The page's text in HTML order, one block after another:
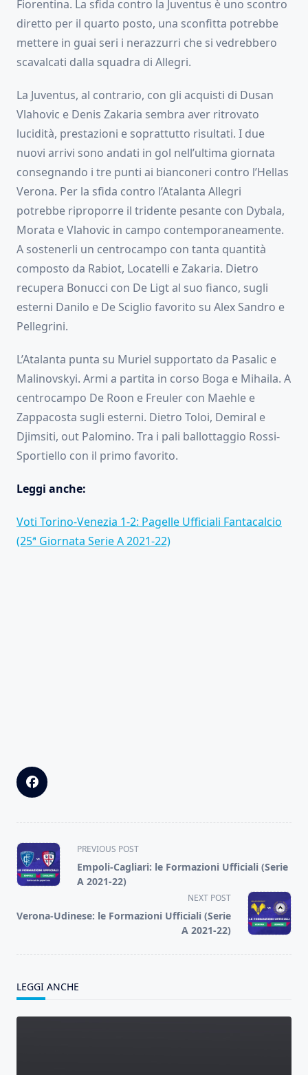
Fiorentina. La sfida contro la Juventus è uno scontro
diretto per il quarto posto, una sconfitta potrebbe
mettere in guai seri i nerazzurri che si vedrebbero
scavalcati dalla squadra di Allegri.
La Juventus, al contrario, con gli acquisti di Dusan
Vlahovic e Denis Zakaria sembra aver ritrovato
lucidità, prestazioni e soprattutto risultati. I due
nuovi arrivi sono andati in gol nell’ultima giornata
consegnando i tre punti ai bianconeri contro l’Hellas
Verona. Per la sfida contro l’Atalanta Allegri
potrebbe riproporre il tridente pesante con Dybala,
Morata e Vlahovic in campo contemporaneamente.
A sostenerli un centrocampo con tanta quantità
composto da Rabiot, Locatelli e Zakaria. Dietro
recupera Bonucci con De Ligt al suo fianco, sugli
esterni Danilo e De Sciglio favorito su Alex Sandro e
Pellegrini.
L’Atalanta punta su Muriel supportato da Pasalic e
Malinovskyi. Armi a partita in corso Boga e Mihaila. A
centrocampo De Roon e Freuler con Maehle e
Zappacosta sugli esterni. Dietro Toloi, Demiral e
Djimsiti, out Palomino. Tra i pali ballottaggio Rossi-
Sportiello con il primo favorito.
Leggi anche:
Voti Torino-Venezia 1-2: Pagelle Ufficiali Fantacalcio
(25ª Giornata Serie A 2021-22)
<span
class="nav-
subtitle
reader-
PREVIOUS POST
Empoli-Cagliari: le Formazioni Ufficiali (Serie
A 2021-22)
NEXT POST
Verona-Udinese: le Formazioni Ufficiali (Serie
A 2021-22)
LEGGI ANCHE